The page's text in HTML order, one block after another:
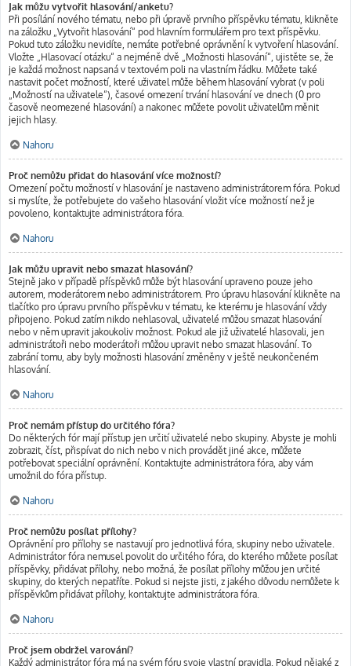
Jak můžu vytvořit hlasování/anketu?
Při posílání nového tématu, nebo při úpravě prvního příspěvku tématu, klikněte
na záložku „Vytvořit hlasování“ pod hlavním formulářem pro text příspěvku.
Pokud tuto záložku nevidíte, nemáte potřebné oprávnění k vytvoření hlasování.
Vložte „Hlasovací otázku“ a nejméně dvě „Možnosti hlasování“, ujistěte se, že
je každá možnost napsaná v textovém poli na vlastním řádku. Můžete také
nastavit počet možností, které uživatel může během hlasování vybrat (v poli
„Možností na uživatele“), časové omezení trvání hlasování ve dnech (0 pro
časově neomezené hlasování) a nakonec můžete povolit uživatelům měnit
jejich hlasy.
Nahoru
Proč nemůžu přidat do hlasování více možností?
Omezení počtu možností v hlasování je nastaveno administrátorem fóra. Pokud
si myslíte, že potřebujete do vašeho hlasování vložit více možností než je
povoleno, kontaktujte administrátora fóra.
Nahoru
Jak můžu upravit nebo smazat hlasování?
Stejně jako v případě příspěvků může být hlasování upraveno pouze jeho
autorem, moderátorem nebo administrátorem. Pro úpravu hlasování klikněte na
tlačítko pro úpravu prvního příspěvku v tématu, ke kterému je hlasování vždy
připojeno. Pokud zatím nikdo nehlasoval, uživatelé můžou smazat hlasování
nebo v něm upravit jakoukoliv možnost. Pokud ale již uživatelé hlasovali, jen
administrátoři nebo moderátoři můžou upravit nebo smazat hlasování. To
zabrání tomu, aby byly možnosti hlasování změněny v ještě neukončeném
hlasování.
Nahoru
Proč nemám přístup do určitého fóra?
Do některých fór mají přístup jen určití uživatelé nebo skupiny. Abyste je mohli
zobrazit, číst, přispívat do nich nebo v nich provádět jiné akce, můžete
potřebovat speciální oprávnění. Kontaktujte administrátora fóra, aby vám
umožnil do fóra přístup.
Nahoru
Proč nemůžu posílat přílohy?
Oprávnění pro přílohy se nastavují pro jednotlivá fóra, skupiny nebo uživatele.
Administrátor fóra nemusel povolit do určitého fóra, do kterého můžete posílat
příspěvky, přidávat přílohy, nebo možná, že posílat přílohy můžou jen určité
skupiny, do kterých nepatříte. Pokud si nejste jisti, z jakého důvodu nemůžete k
příspěvkům přidávat přílohy, kontaktujte administrátora fóra.
Nahoru
Proč jsem obdržel varování?
Každý administrátor fóra má na svém fóru svoje vlastní pravidla. Pokud nějaké z